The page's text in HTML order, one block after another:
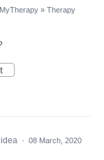
» Therapy
· 08 March, 2020